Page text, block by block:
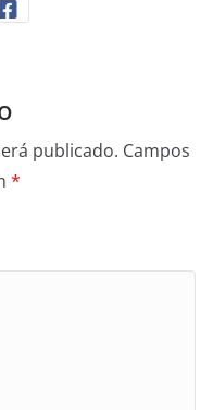
publicado. Campos
*